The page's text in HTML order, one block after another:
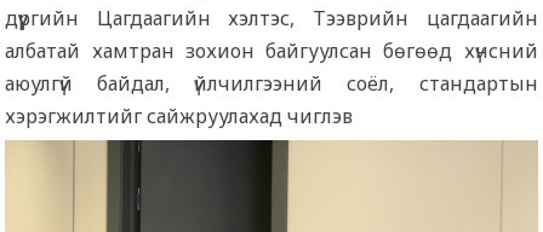
дүүргийн Цагдаагийн хэлтэс, Тээврийн цагдаагийн
албатай хамтран зохион байгуулсан бөгөөд хүнсний
аюулгүй байдал, үйлчилгээний соёл, стандартын
хэрэгжилтийг сайжруулахад чиглэв